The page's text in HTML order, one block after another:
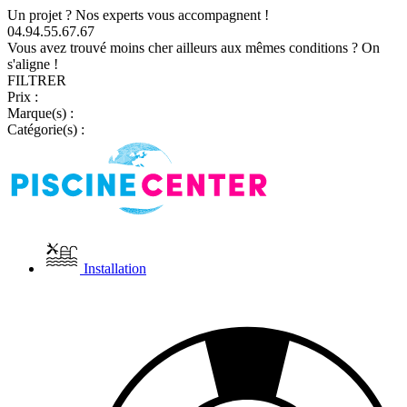
Un projet ? Nos experts vous accompagnent !
04.94.55.67.67
Vous avez trouvé moins cher ailleurs aux mêmes conditions ? On
s'aligne !
FILTRER
Prix :
Marque(s) :
Catégorie(s) :
Installation